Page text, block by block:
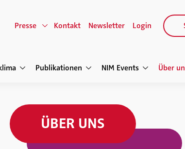
Publikationen NIM Events Über
Presse Kontakt Newsletter Login
ÜBER UNS